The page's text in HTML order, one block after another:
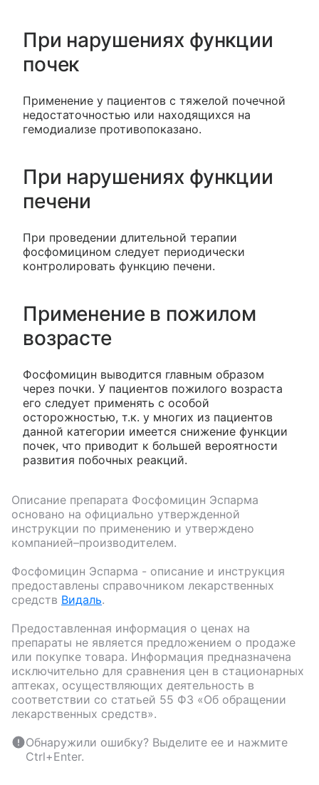
При нарушениях функции
почек
Применение у пациентов с тяжелой почечной
недостаточностью или находящихся на
гемодиализе противопоказано.
При нарушениях функции
печени
При проведении длительной терапии
фосфомицином следует периодически
контролировать функцию печени.
Применение в пожилом
возрасте
Фосфомицин выводится главным образом
через почки. У пациентов пожилого возраста
его следует применять с особой
осторожностью, т.к. у многих из пациентов
данной категории имеется снижение функции
почек, что приводит к большей вероятности
развития побочных реакций.
Описание препарата Фосфомицин Эспарма
основано на официально утвержденной
инструкции по применению и утверждено
компанией–производителем.
Фосфомицин Эспарма - описание и инструкция
предоставлены справочником лекарственных
средств Видаль.
Предоставленная информация о ценах на
препараты не является предложением о продаже
или покупке товара. Информация предназначена
исключительно для сравнения цен в стационарных
аптеках, осуществляющих деятельность в
соответствии со статьей 55 ФЗ «Об обращении
лекарственных средств».
Обнаружили ошибку? Выделите ее и нажмите
Ctrl+Enter.